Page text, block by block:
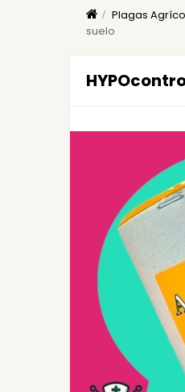
Plagas
suelo